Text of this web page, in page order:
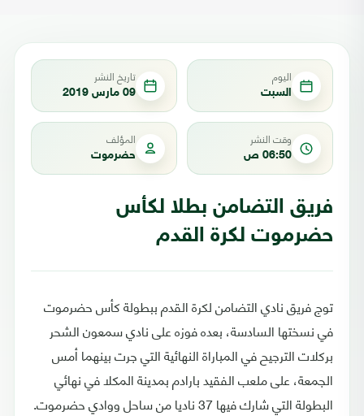
اليوم
السبت
تاريخ النشر
09 مارس 2019
وقت النشر
06:50 ص
المؤلف
حضرموت
فريق التضامن بطلا لكأس
حضرموت لكرة القدم
توج فريق نادي التضامن لكرة القدم ببطولة كأس حضرموت
في نسختها السادسة، بعده فوزه على نادي سمعون الشحر
بركلات الترجيح في المباراة النهائية التي جرت بينهما أمس
الجمعة، على ملعب الفقيد بارادم بمدينة المكلا في نهائي
البطولة التي شارك فيها 37 ناديا من ساحل ووادي حضرموت.